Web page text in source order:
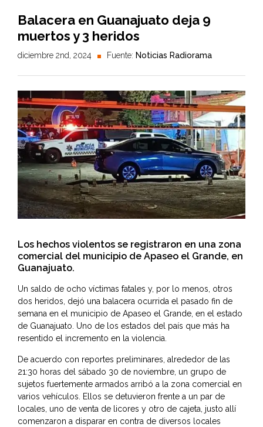
Balacera en Guanajuato deja 9
muertos y 3 heridos
diciembre 2nd, 2024 Fuente: Noticias Radiorama
Los hechos violentos se registraron en una zona
comercial del municipio de Apaseo el Grande, en
Guanajuato.
Un saldo de ocho víctimas fatales y, por lo menos, otros
dos heridos, dejó una balacera ocurrida el pasado fin de
semana en el municipio de Apaseo el Grande, en el estado
de Guanajuato. Uno de los estados del país que más ha
resentido el incremento en la violencia.
De acuerdo con reportes preliminares, alrededor de las
21:30 horas del sábado 30 de noviembre, un grupo de
sujetos fuertemente armados arribó a la zona comercial en
varios vehículos. Ellos se detuvieron frente a un par de
locales, uno de venta de licores y otro de cajeta, justo allí
comenzaron a disparar en contra de diversos locales